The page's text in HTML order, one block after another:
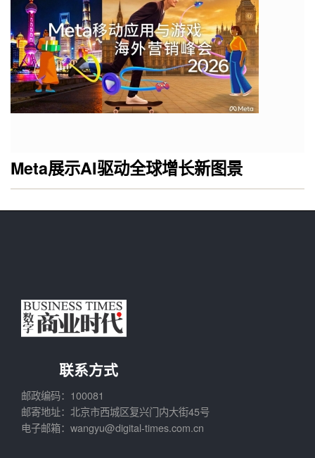
Meta展示AI驱动全球增长新图景
联系方式
邮政编码：100081
邮寄地址：北京市西城区复兴门内大街45号
电子邮箱：wangyu@digital-times.com.cn